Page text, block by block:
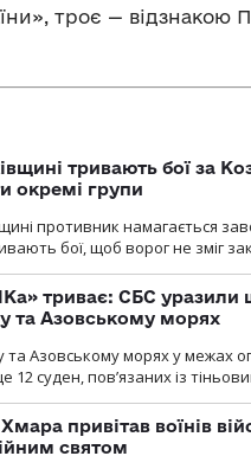
троє — відзнакою
тривають бої за
окремі групи
противник намагається
бої, щоб ворог не зміг
триває: СБС уразили
та Азовському морях
Азовському морях у межах
12 суден, пов’язаних із
привітав воїнів
святом